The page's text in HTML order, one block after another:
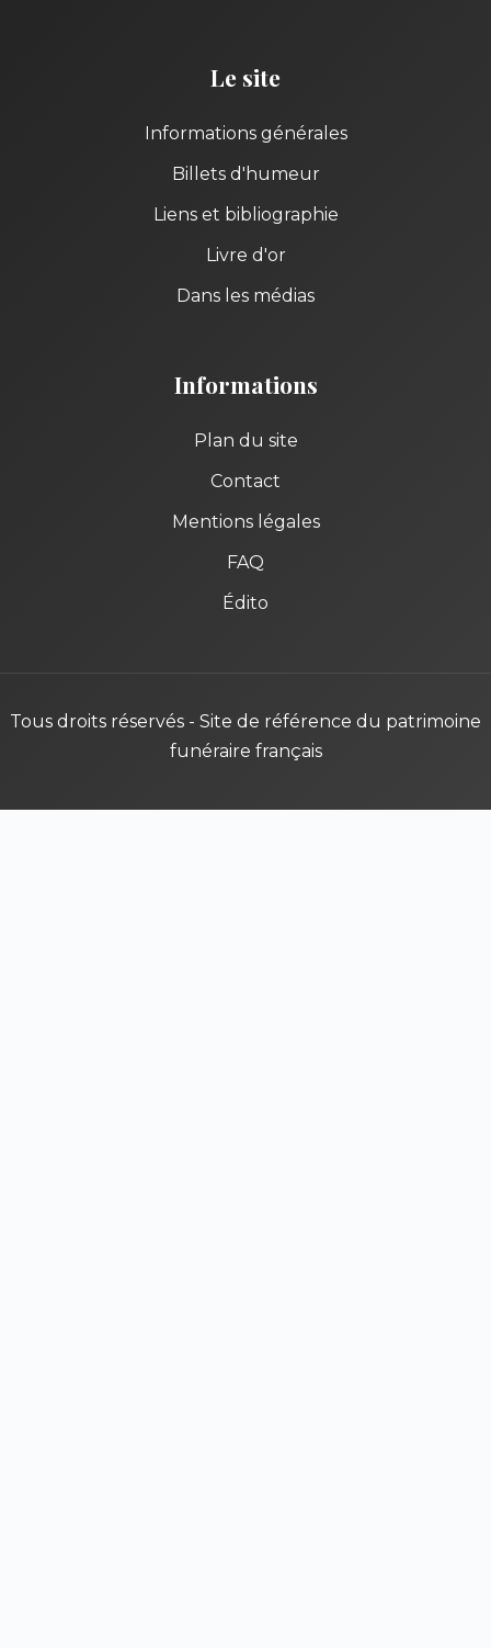
Le site
Informations générales
Billets d'humeur
Liens et bibliographie
Livre d'or
Dans les médias
Informations
Plan du site
Contact
Mentions légales
FAQ
Édito
Tous droits réservés - Site de référence du patrimoine
funéraire français